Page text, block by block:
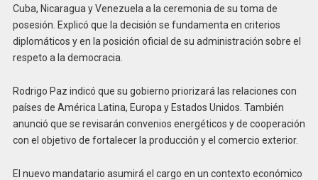
Cuba, Nicaragua y Venezuela a la ceremonia de su toma de
posesión. Explicó que la decisión se fundamenta en criterios
diplomáticos y en la posición oficial de su administración sobre el
respeto a la democracia.
Rodrigo Paz indicó que su gobierno priorizará las relaciones con
países de América Latina, Europa y Estados Unidos. También
anunció que se revisarán convenios energéticos y de cooperación
con el objetivo de fortalecer la producción y el comercio exterior.
El nuevo mandatario asumirá el cargo en un contexto económico